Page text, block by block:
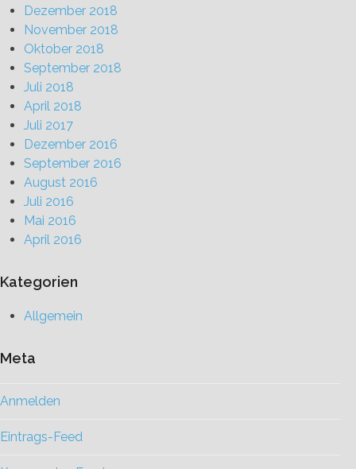
Dezember 2018
November 2018
Oktober 2018
September 2018
Juli 2018
April 2018
Juli 2017
Dezember 2016
September 2016
August 2016
Juli 2016
Mai 2016
April 2016
Kategorien
Allgemein
Meta
Anmelden
Eintrags-Feed